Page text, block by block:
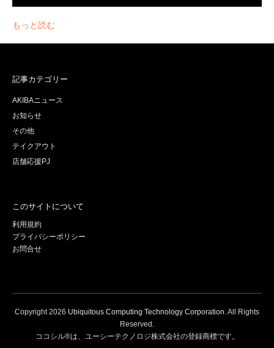
もっと読む
記事カテゴリー
AKIBAニュース
お知らせ
その他
テイクアウト
店舗応援PJ
このサイトについて
利用規約
プライバシーポリシー
お問合せ
Copyright2026 Ubiquitous Computing Technology Corporation . All Rights
Reserved.
ココシル®は、ユーシーテクノロジ株式会社の登録商標です。